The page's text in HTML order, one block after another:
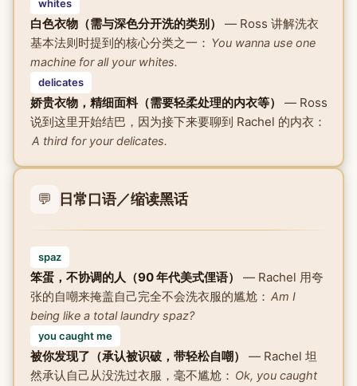
whites
白色衣物（需与深色分开洗的类别）
— Ross 讲解洗衣
基本法则时提到的核心分类之一： You wanna use one
machine for all your whites.
delicates
娇贵衣物，精细面料（需要轻柔处理的内衣等）
— Ross
说到这里开始结巴，因为接下来要聊到 Rachel 的内衣：
A third for your delicates.
💬 日常口语／缩读黑话
spaz
笨蛋，不协调的人（90 年代美式俚语）
— Rachel 用夸
张的自嘲来掩盖自己完全不会洗衣服的尴尬： Am I
being like a total laundry spaz?
you caught me
被你发现了（承认被识破，带轻松自嘲）
— Rachel 坦
然承认自己从没洗过衣服，毫不尴尬： Ok, you caught